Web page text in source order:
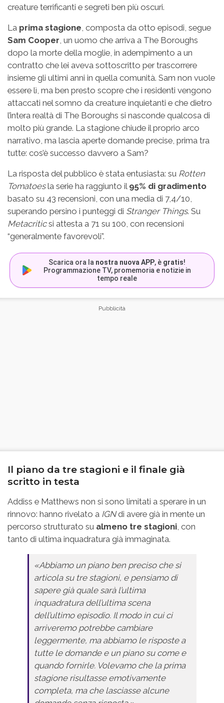
creature terrificanti e segreti ben più oscuri.
La prima stagione, composta da otto episodi, segue
Sam Cooper, un uomo che arriva a The Boroughs
dopo la morte della moglie, in adempimento a un
contratto che lei aveva sottoscritto per trascorrere
insieme gli ultimi anni in quella comunità. Sam non vuole
essere lì, ma ben presto scopre che i residenti vengono
attaccati nel somno da creature inquietanti e che dietro
l’intera realtà di The Boroughs si nasconde qualcosa di
molto più grande. La stagione chiude il proprio arco
narrativo, ma lascia aperte domande precise, prima tra
tutte: cos’è successo davvero a Sam?
La risposta del pubblico è stata entusiasta: su Rotten
Tomatoesla serie ha raggiunto il 95% di gradimento
basato su 43 recensioni, con una media di 7,4/10,
superando persino i punteggi di Stranger Things. Su
Metacriticsi attesta a 71 su 100, con recensioni
“generalmente favorevoli”.
Scarica ora la nostra nuova APP, è gratis!
Programmazione TV, promemoria e notizie in
tempo reale
Il piano da tre stagioni e il finale già
scritto in testa
Addiss e Matthews non si sono limitati a sperare in un
rinnovo: hanno rivelato a IGNdi avere già in mente un
percorso strutturato su almeno tre stagioni, con
tanto di ultima inquadratura già immaginata.
«Abbiamo un piano ben preciso che si
articola su tre stagioni, e pensiamo di
sapere già quale sarà l’ultima
inquadratura dell’ultima scena
dell’ultimo episodio. Il modo in cui ci
arriveremo potrebbe cambiare
leggermente, ma abbiamo le risposte a
tutte le domande e un piano su come e
quando fornirle. Volevamo che la prima
stagione risultasse emotivamente
completa, ma che lasciasse alcune